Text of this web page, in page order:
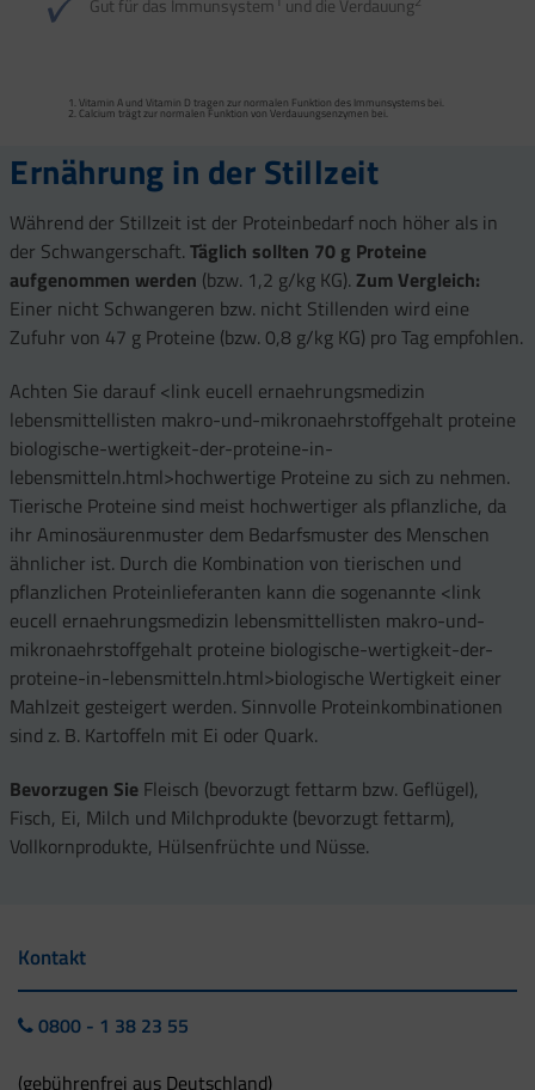
Gut für das Immunsystem und die Verdauung
Vitamin A und Vitamin D tragen zur normalen Funktion des Immunsystems bei.
Calcium trägt zur normalen Funktion von Verdauungs­enzymen bei.
Ernährung in der Stillzeit
Während der Stillzeit ist der Proteinbedarf noch höher als in
der Schwangerschaft. Täglich sollten 70 g Proteine
aufgenommen werden (bzw. 1,2 g/kg KG). Zum Vergleich:
Einer nicht Schwangeren bzw. nicht Stillenden wird eine
Zufuhr von 47 g Proteine (bzw. 0,8 g/kg KG) pro Tag empfohlen.
Achten Sie darauf <link eucell ernaehrungsmedizin
lebensmittellisten makro-und-mikronaehrstoffgehalt proteine
biologische-wertigkeit-der-proteine-in-
lebensmitteln.html>hochwertige Proteine zu sich zu nehmen.
Tierische Proteine sind meist hochwertiger als pflanzliche, da
ihr Aminosäurenmuster dem Bedarfsmuster des Menschen
ähnlicher ist. Durch die Kombination von tierischen und
pflanzlichen Proteinlieferanten kann die sogenannte <link
eucell ernaehrungsmedizin lebensmittellisten makro-und-
mikronaehrstoffgehalt proteine biologische-wertigkeit-der-
proteine-in-lebensmitteln.html>biologische Wertigkeit einer
Mahlzeit gesteigert werden. Sinnvolle Proteinkombinationen
sind z. B. Kartoffeln mit Ei oder Quark.
Bevorzugen Sie Fleisch (bevorzugt fettarm bzw. Geflügel),
Fisch, Ei, Milch und Milchprodukte (bevorzugt fettarm),
Vollkornprodukte, Hülsenfrüchte und Nüsse.
Kontakt
0800 - 1 38 23 55
(gebührenfrei aus Deutschland)